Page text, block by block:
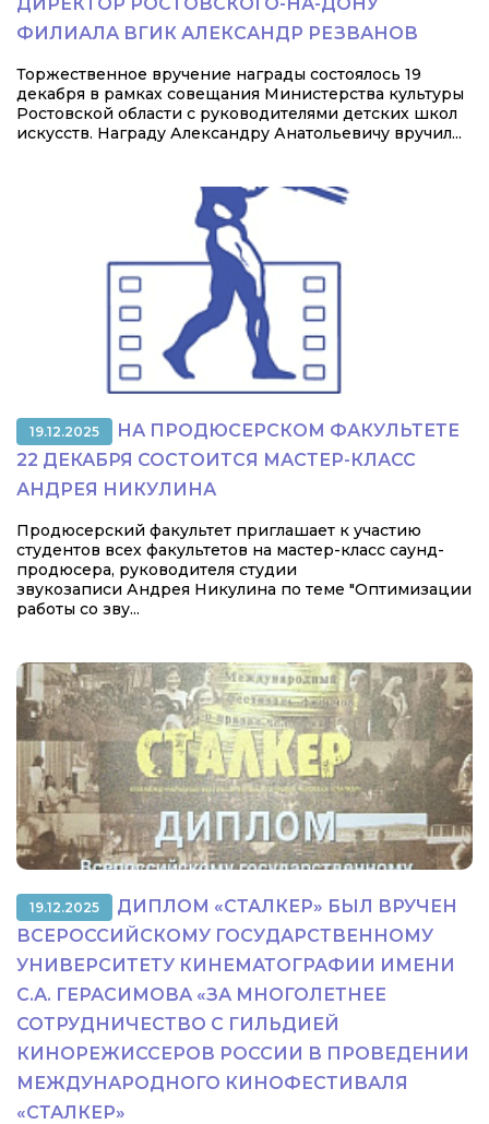
ФИЛИАЛА ВГИК АЛЕКСАНДР РЕЗВАНОВ
Торжественное вручение награды состоялось 19
декабря в рамках совещания Министерства культуры
Ростовской области с руководителями детских школ
искусств. Награду Александру Анатольевичу вручил...
19.12.2025
НА ПРОДЮСЕРСКОМ ФАКУЛЬТЕТЕ
22 ДЕКАБРЯ СОСТОИТСЯ МАСТЕР-КЛАСС
АНДРЕЯ НИКУЛИНА
Продюсерский факультет приглашает к участию
студентов всех факультетов на мастер-класс саунд-
продюсера, руководителя студии
звукозаписи Андрея Никулина по теме "Оптимизации
работы со зву...
19.12.2025
ДИПЛОМ «СТАЛКЕР» БЫЛ ВРУЧЕН
ВСЕРОССИЙСКОМУ ГОСУДАРСТВЕННОМУ
УНИВЕРСИТЕТУ КИНЕМАТОГРАФИИ ИМЕНИ
С.А. ГЕРАСИМОВА «ЗА МНОГОЛЕТНЕЕ
СОТРУДНИЧЕСТВО С ГИЛЬДИЕЙ
КИНОРЕЖИССЕРОВ РОССИИ В ПРОВЕДЕНИИ
МЕЖДУНАРОДНОГО КИНОФЕСТИВАЛЯ
«СТАЛКЕР»